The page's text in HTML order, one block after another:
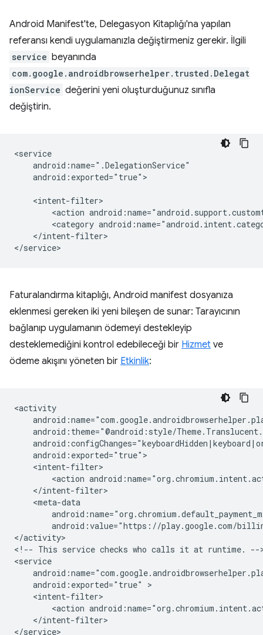
Android Manifest'te, Delegasyon Kitaplığı'na yapılan
referansı kendi uygulamanızla değiştirmeniz gerekir. İlgili
service beyanında
com.google.androidbrowserhelper.trusted.Delegat
ionService değerini yeni oluşturduğunuz sınıfla
değiştirin.
android:exported="true">
<action
<category
</intent-filter>
Faturalandırma kitaplığı, Android manifest dosyanıza
eklenmesi gereken iki yeni bileşen de sunar: Tarayıcının
bağlanıp uygulamanın ödemeyi destekleyip
desteklemediğini kontrol edebileceği bir Hizmet ve
ödeme akışını yöneten bir Etkinlik:
<action
android:value="https://play.google.com/
</activity>
<!-- This service checks who calls it at runtime.
--
android:exported="true"
<action
</intent-filter>